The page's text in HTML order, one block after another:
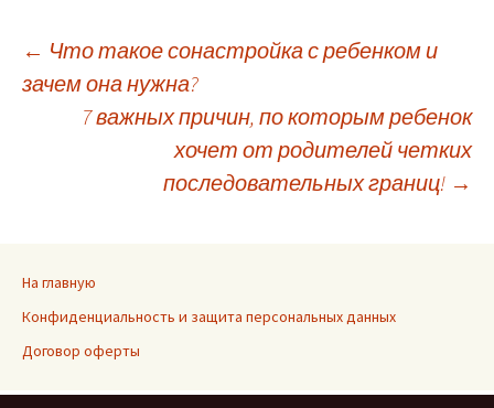
Навигация
записям
← Что такое сонастройка с ребенком и
зачем она нужна?
7 важных причин, по которым ребенок
хочет от родителей четких
последовательных границ! →
На главную
Конфиденциальность и защита персональных данных
Договор оферты